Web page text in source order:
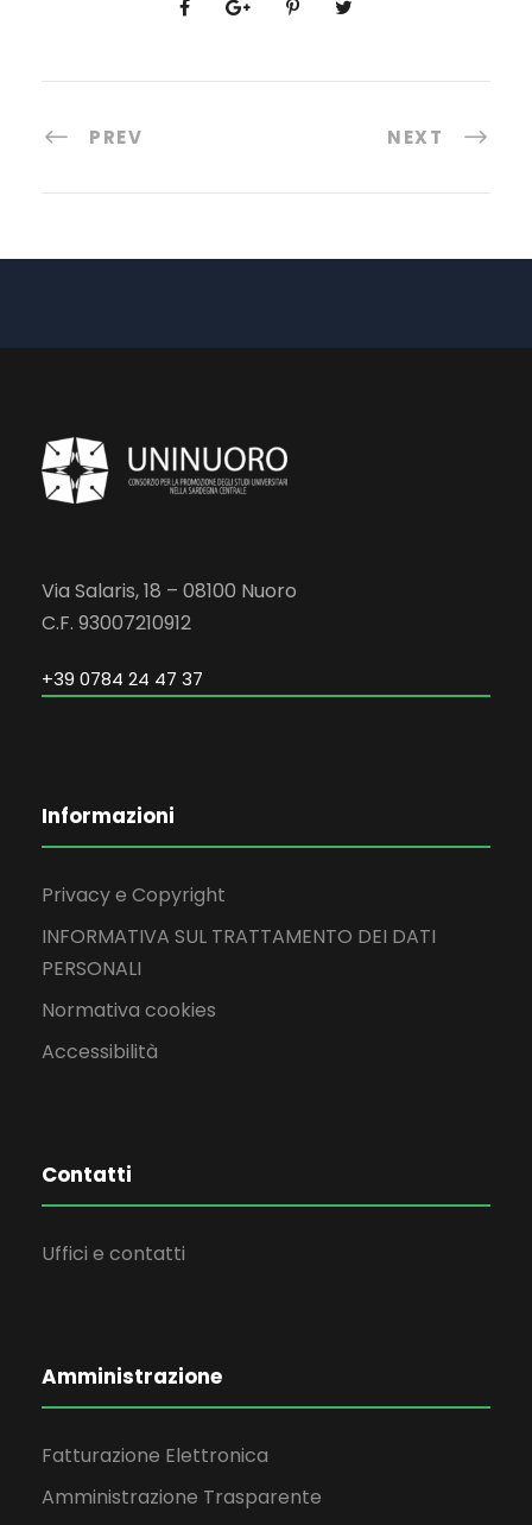
PREV NEXT
Via Salaris, 18 – 08100 Nuoro
C.F. 93007210912
+39 0784 24 47 37
Informazioni
Privacy e Copyright
INFORMATIVA SUL TRATTAMENTO DEI DATI
PERSONALI
Normativa cookies
Accessibilità
Contatti
Uffici e contatti
Amministrazione
Fatturazione Elettronica
Amministrazione Trasparente